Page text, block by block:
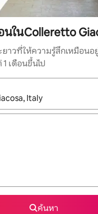
ในColleretto
าวที่ให้ความรู้สึกเหมือนอ
เดือนขึ้นไป
อใช้การสัมผัสหรือปัด เพื่อสำรว
ค้นหา